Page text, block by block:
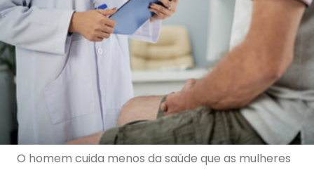
O homem cuida menos da saúde que as mulheres